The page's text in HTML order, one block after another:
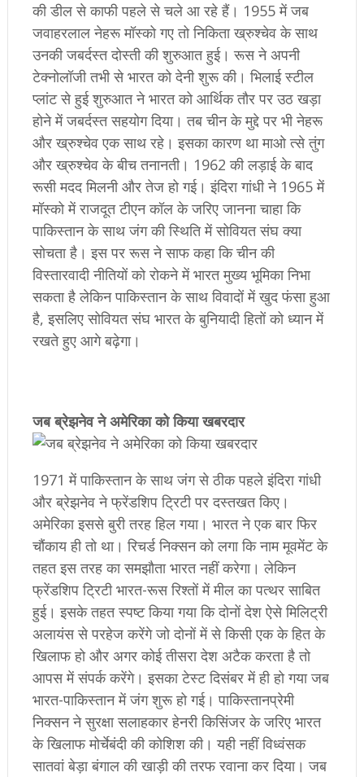
की डील से काफी पहले से चले आ रहे हैं। 1955 में जब
जवाहरलाल नेहरू मॉस्को गए तो निकिता ख्रुश्चेव के साथ
उनकी जबर्दस्त दोस्ती की शुरुआत हुई। रूस ने अपनी
टेक्नोलॉजी तभी से भारत को देनी शुरू की। भिलाई स्टील
प्लांट से हुई शुरुआत ने भारत को आर्थिक तौर पर उठ खड़ा
होने में जबर्दस्त सहयोग दिया। तब चीन के मुद्दे पर भी नेहरू
और ख्रुश्चेव एक साथ रहे। इसका कारण था माओ त्से तुंग
और ख्रुश्चेव के बीच तनानती। 1962 की लड़ाई के बाद
रूसी मदद मिलनी और तेज हो गई। इंदिरा गांधी ने 1965 में
मॉस्को में राजदूत टीएन कॉल के जरिए जानना चाहा कि
पाकिस्तान के साथ जंग की स्थिति में सोवियत संघ क्या
सोचता है। इस पर रूस ने साफ कहा कि चीन की
विस्तारवादी नीतियों को रोकने में भारत मुख्य भूमिका निभा
सकता है लेकिन पाकिस्तान के साथ विवादों में खुद फंसा हुआ
है, इसलिए सोवियत संघ भारत के बुनियादी हितों को ध्यान में
रखते हुए आगे बढ़ेगा।
​जब ब्रेझनेव ने अमेरिका को किया खबरदार
1971 में पाकिस्तान के साथ जंग से ठीक पहले इंदिरा गांधी
और ब्रेझनेव ने फ्रेंडशिप ट्रिटी पर दस्तखत किए।
अमेरिका इससे बुरी तरह हिल गया। भारत ने एक बार फिर
चौंकाय ही तो था। रिचर्ड निक्सन को लगा कि नाम मूवमेंट के
तहत इस तरह का समझौता भारत नहीं करेगा। लेकिन
फ्रेंडशिप ट्रिटी भारत-रूस रिश्तों में मील का पत्थर साबित
हुई। इसके तहत स्पष्ट किया गया कि दोनों देश ऐसे मिलिट्री
अलायंस से परहेज करेंगे जो दोनों में से किसी एक के हित के
खिलाफ हो और अगर कोई तीसरा देश अटैक करता है तो
आपस में संपर्क करेंगे। इसका टेस्ट दिसंबर में ही हो गया जब
भारत-पाकिस्तान में जंग शुरू हो गई। पाकिस्तानप्रेमी
निक्सन ने सुरक्षा सलाहकार हेनरी किसिंजर के जरिए भारत
के खिलाफ मोर्चेबंदी की कोशिश की। यही नहीं विध्वंसक
सातवां बेड़ा बंगाल की खाड़ी की तरफ रवाना कर दिया। जब